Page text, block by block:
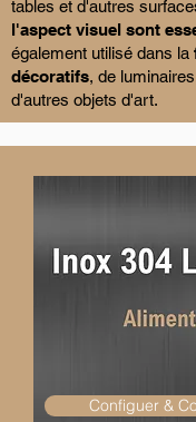
tables et d'autres
l'aspect visuel sont
également utilisé dans la
décoratifs, de
d'autres objets d'art.
Configuer &